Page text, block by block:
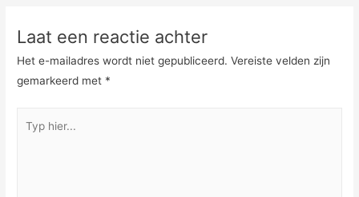
Laat een reactie achter
Het e-mailadres wordt niet gepubliceerd. Vereiste velden zijn
gemarkeerd met *
hier...